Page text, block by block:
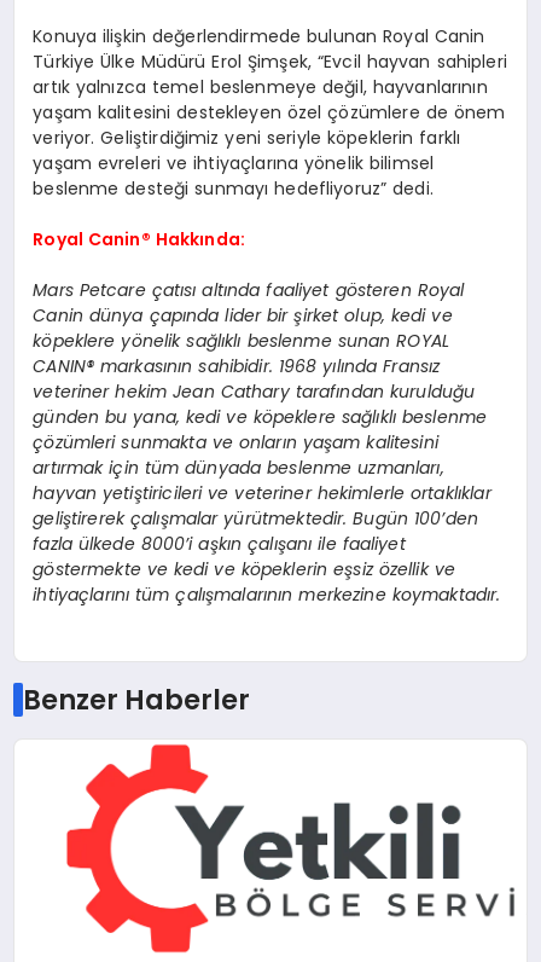
Konuya ilişkin değerlendirmede bulunan Royal Canin
Türkiye Ülke Müdürü Erol Şimşek, “Evcil hayvan sahipleri
artık yalnızca temel beslenmeye değil, hayvanlarının
yaşam kalitesini destekleyen özel çözümlere de önem
veriyor. Geliştirdiğimiz yeni seriyle köpeklerin farklı
yaşam evreleri ve ihtiyaçlarına yönelik bilimsel
beslenme desteği sunmayı hedefliyoruz” dedi.
Royal Canin® Hakkında:
Mars Petcare çatısı altında faaliyet gösteren Royal
Canin dünya çapında lider bir şirket olup, kedi ve
köpeklere yönelik sağlıklı beslenme sunan ROYAL
CANIN® markasının sahibidir. 1968 yılında Fransız
veteriner hekim Jean Cathary tarafından kurulduğu
günden bu yana, kedi ve köpeklere sağlıklı beslenme
çözümleri sunmakta ve onların yaşam kalitesini
artırmak için tüm dünyada beslenme uzmanları,
hayvan yetiştiricileri ve veteriner hekimlerle ortaklıklar
geliştirerek çalışmalar yürütmektedir. Bugün 100’den
fazla ülkede 8000’i aşkın çalışanı ile faaliyet
göstermekte ve kedi ve köpeklerin eşsiz özellik ve
ihtiyaçlarını tüm çalışmalarının merkezine koymaktadır.
Benzer Haberler